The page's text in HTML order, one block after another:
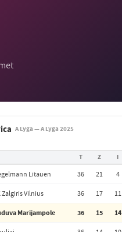
A Lyga — A Lyga 2025
T Z I
Litauen 36 21 4
Zalgiris Vilnius 36 17 11
Marijampole 36 15 14